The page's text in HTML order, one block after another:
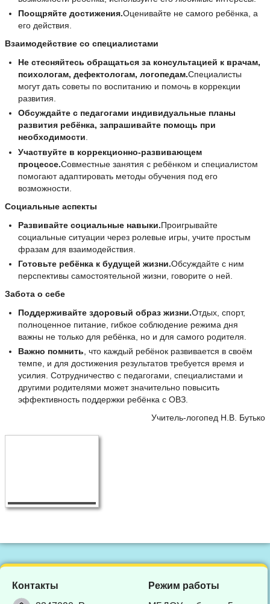
Поощряйте достижения.Оценивайте не самого ребёнка, а
его действия.
Взаимодействие со специалистами
Не стесняйтесь обращаться за консультацией к врачам,
психологам, дефектологам, логопедам.Специалисты
могут дать советы по воспитанию и помочь в коррекции
развития.
Обсуждайте с педагогами индивидуальные планы
развития ребёнка, запрашивайте помощь при
необходимости.
Участвуйте в коррекционно-развивающем
процессе.Совместные занятия с ребёнком и специалистом
помогают адаптировать методы обучения под его
возможности.
Социальные аспекты
Развивайте социальные навыки.Проигрывайте
социальные ситуации через ролевые игры, учите простым
фразам для взаимодействия.
Готовьте ребёнка к будущей жизни.Обсуждайте с ним
перспективы самостоятельной жизни, говорите о ней.
Забота о себе
Поддерживайте здоровый образ жизни.Отдых, спорт,
полноценное питание, гибкое соблюдение режима дня
важны не только для ребёнка, но и для самого родителя.
Важно помнить , что каждый ребёнок развивается в своём
темпе, и для достижения результатов требуется время и
усилия. Сотрудничество с педагогами, специалистами и
другими родителями может значительно повысить
эффективность поддержки ребёнка с ОВЗ.
Учитель-логопед Н.В. Бутько
Контакты
Режим работы